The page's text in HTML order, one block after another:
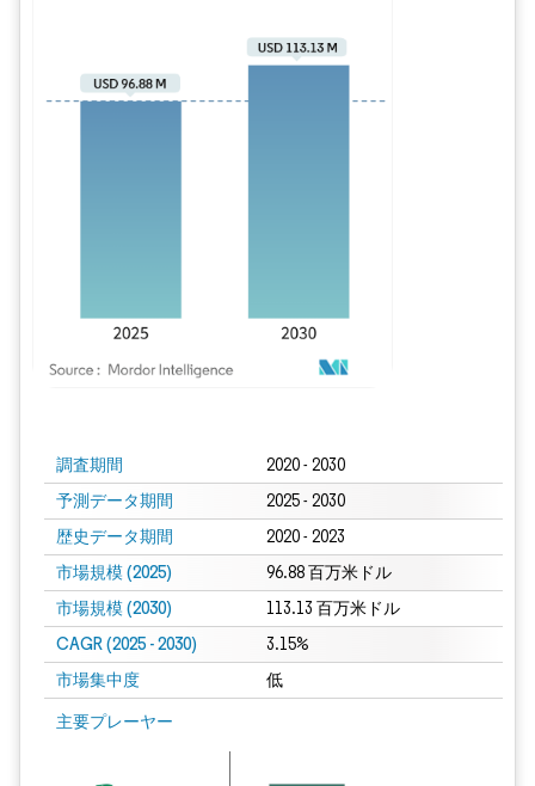
調査期間 2020 - 2030
予測データ期間 2025 - 2030
歴史データ期間 2020 - 2023
市場規模 (2025) 96.88 百万米ドル
市場規模 (2030) 113.13 百万米ドル
CAGR (2025 - 2030) 3.15%
市場集中度 低
主要プレーヤー